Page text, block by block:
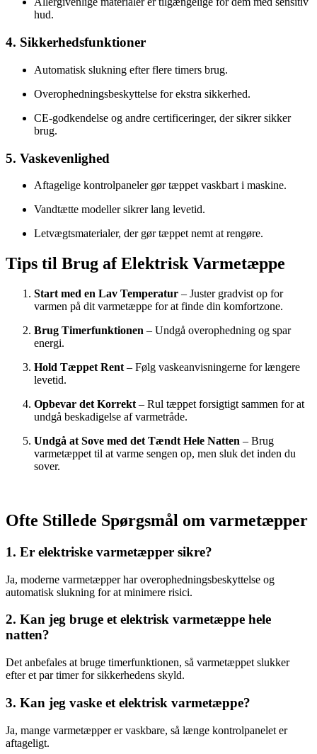
hud.
4. Sikkerhedsfunktioner
Automatisk slukning efter flere timers brug.
Overophedningsbeskyttelse for ekstra sikkerhed.
CE-godkendelse og andre certificeringer, der sikrer sikker
brug.
5. Vaskevenlighed
Aftagelige kontrolpaneler gør tæppet vaskbart i maskine.
Vandtætte modeller sikrer lang levetid.
Letvægtsmaterialer, der gør tæppet nemt at rengøre.
Tips til Brug af Elektrisk Varmetæppe
Start med en Lav Temperatur – Juster gradvist op for
varmen på dit varmetæppe for at finde din komfortzone.
Brug Timerfunktionen – Undgå overophedning og spar
energi.
Hold Tæppet Rent – Følg vaskeanvisningerne for længere
levetid.
Opbevar det Korrekt – Rul tæppet forsigtigt sammen for at
undgå beskadigelse af varmetråde.
Undgå at Sove med det Tændt Hele Natten – Brug
varmetæppet til at varme sengen op, men sluk det inden du
sover.
Ofte Stillede Spørgsmål om varmetæpper
1. Er elektriske varmetæpper sikre?
Ja, moderne varmetæpper har overophedningsbeskyttelse og
automatisk slukning for at minimere risici.
2. Kan jeg bruge et elektrisk varmetæppe hele
natten?
Det anbefales at bruge timerfunktionen, så varmetæppet slukker
efter et par timer for sikkerhedens skyld.
3. Kan jeg vaske et elektrisk varmetæppe?
Ja, mange varmetæpper er vaskbare, så længe kontrolpanelet er
aftageligt.